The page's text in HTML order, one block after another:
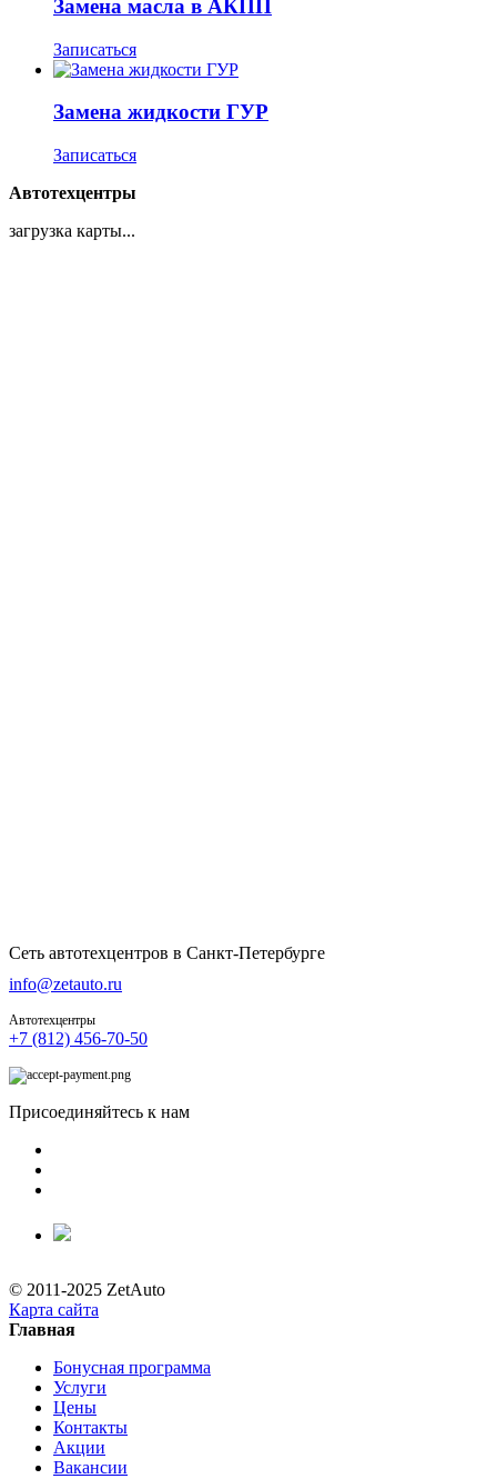
Замена масла в АКПП
Записаться
Замена жидкости ГУР
Записаться
Автотехцентры
загрузка карты...
Сеть автотехцентров в Санкт-Петербурге
info@zetauto.ru
Автотехцентры
+7 (812) 456-70-50
Присоединяйтесь к нам
© 2011-2025 ZetAuto
Карта сайта
Главная
Бонусная программа
Услуги
Цены
Контакты
Акции
Вакансии